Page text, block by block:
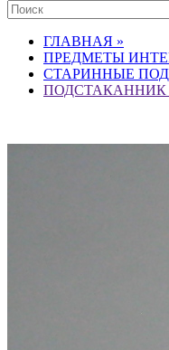
ГЛАВНАЯ »
ПРЕДМЕТЫ
СТАРИННЫЕ
ПОДСТАКАННИК